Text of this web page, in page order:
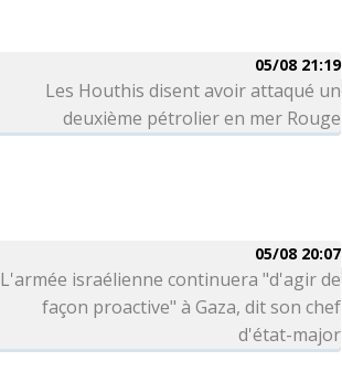
05/08 21:19
Les Houthis disent avoir attaqué un
deuxième pétrolier en mer Rouge
05/08 20:07
L'armée israélienne continuera "d'agir de
façon proactive" à Gaza, dit son chef
d'état-major